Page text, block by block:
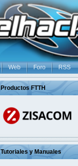
Web Foro RSS
Productos FTTH
Tutoriales y Manuales